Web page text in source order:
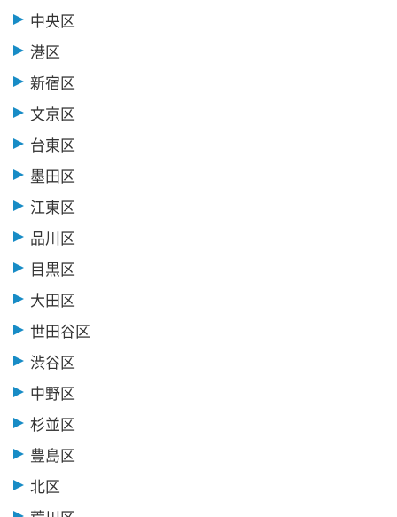
中央区
港区
新宿区
文京区
台東区
墨田区
江東区
品川区
目黒区
大田区
世田谷区
渋谷区
中野区
杉並区
豊島区
北区